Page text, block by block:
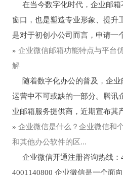
在当今数字化时代，企业邮箱
窗口，也是塑造专业形象、提升
是对于初创小公司而言，申请一
» 企业微信邮箱功能特点与平台
解
随着数字化办公的普及，企业
运营中不可或缺的一部分。腾讯
业邮箱服务提供商，近期宣布其
» 企业微信是什么？企业微信和
和其他办公软件的区...
企业微信开通注册咨询热线：
4001140800 企业微信是一个面